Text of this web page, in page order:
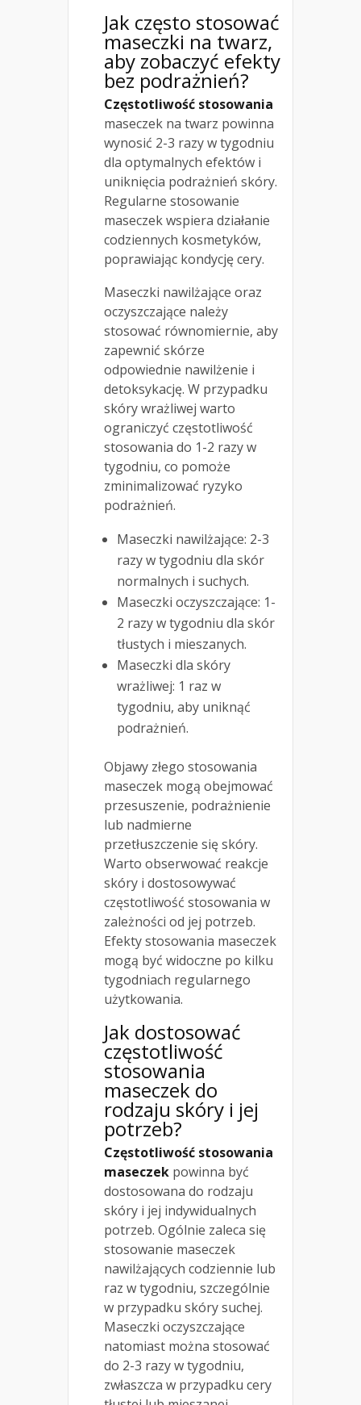
Jak często stosować
maseczki na twarz,
aby zobaczyć efekty
bez podrażnień?
Częstotliwość stosowania
maseczek na twarz powinna
wynosić 2-3 razy w tygodniu
dla optymalnych efektów i
uniknięcia podrażnień skóry.
Regularne stosowanie
maseczek wspiera działanie
codziennych kosmetyków,
poprawiając kondycję cery.
Maseczki nawilżające oraz
oczyszczające należy
stosować równomiernie, aby
zapewnić skórze
odpowiednie nawilżenie i
detoksykację. W przypadku
skóry wrażliwej warto
ograniczyć częstotliwość
stosowania do 1-2 razy w
tygodniu, co pomoże
zminimalizować ryzyko
podrażnień.
Maseczki nawilżające: 2-3
razy w tygodniu dla skór
normalnych i suchych.
Maseczki oczyszczające: 1-
2 razy w tygodniu dla skór
tłustych i mieszanych.
Maseczki dla skóry
wrażliwej: 1 raz w
tygodniu, aby uniknąć
podrażnień.
Objawy złego stosowania
maseczek mogą obejmować
przesuszenie, podrażnienie
lub nadmierne
przetłuszczenie się skóry.
Warto obserwować reakcje
skóry i dostosowywać
częstotliwość stosowania w
zależności od jej potrzeb.
Efekty stosowania maseczek
mogą być widoczne po kilku
tygodniach regularnego
użytkowania.
Jak dostosować
częstotliwość
stosowania
maseczek do
rodzaju skóry i jej
potrzeb?
Częstotliwość stosowania
maseczek powinna być
dostosowana do rodzaju
skóry i jej indywidualnych
potrzeb. Ogólnie zaleca się
stosowanie maseczek
nawilżających codziennie lub
raz w tygodniu, szczególnie
w przypadku skóry suchej.
Maseczki oczyszczające
natomiast można stosować
do 2-3 razy w tygodniu,
zwłaszcza w przypadku cery